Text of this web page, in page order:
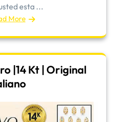
esta ...
More
|14 Kt | Original